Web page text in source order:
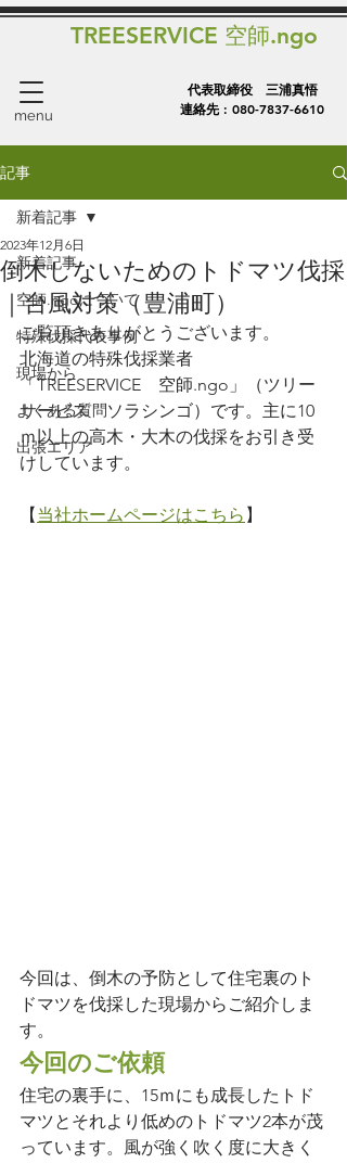
TREESERVICE 空師.ngo
代表取締役 三浦真悟
連絡先 : 080-7837-6610
menu
記事
新着記事
空師.ngoについて
特殊伐採代表事例
現場から
よくある質問
出張エリア
新着記事
倒木しないためのトドマツ伐採
｜台風対策（豊浦町）
2023年12月6日
ご覧頂きありがとうございます。
北海道の特殊伐採業者
「TREESERVICE　空師.ngo」（ツリー
サービス　ソラシンゴ）です。主に10
ｍ以上の高木・大木の伐採をお引き受
けしています。
【当社ホームページはこちら 】
今回は、倒木の予防として住宅裏のト
ドマツを伐採した現場からご紹介しま
す。
今回のご依頼
住宅の裏手に、15ｍにも成長したトド
マツとそれより低めのトドマツ2本が茂
っています。風が強く吹く度に大きく